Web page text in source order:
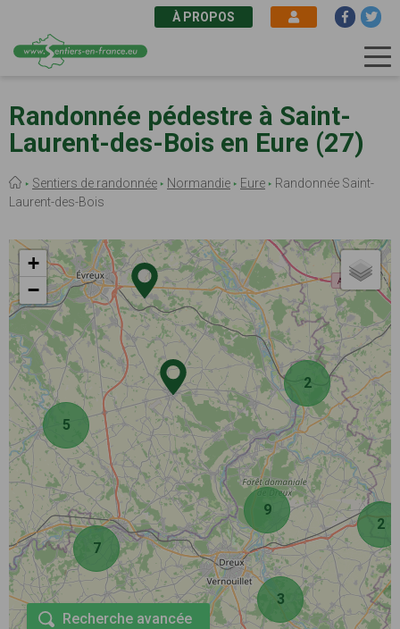
au
contenu
principal
À PROPOS
Randonnée pédestre à Saint-
Laurent-des-Bois en Eure (27)
Fil
d'Ariane
Sentiers de randonnée Normandie Eure
Randonnée Saint-
Laurent-des-Bois
2
5
3
2
7
9
+
−
Recherche avancée